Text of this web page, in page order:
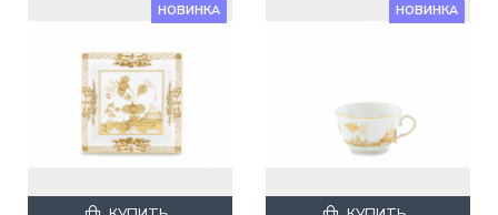
НОВИНКА НОВИНКА